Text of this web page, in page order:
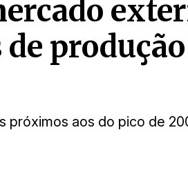
próximos aos do pico de